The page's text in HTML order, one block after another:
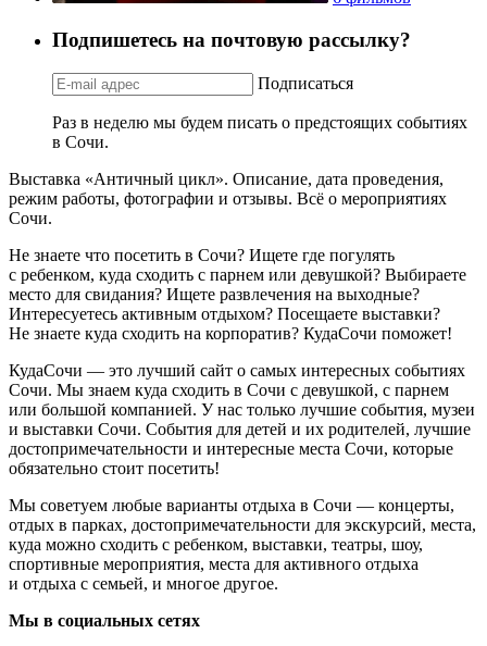
Подпишетесь на почтовую рассылку?
Подписаться
Раз в неделю мы будем писать о предстоящих событиях
в Сочи.
Выставка «Античный цикл». Описание, дата проведения,
режим работы, фотографии и отзывы. Всё о мероприятиях
Сочи.
Не знаете что посетить в Сочи? Ищете где погулять
с ребенком, куда сходить с парнем или девушкой? Выбираете
место для свидания? Ищете развлечения на выходные?
Интересуетесь активным отдыхом? Посещаете выставки?
Не знаете куда сходить на корпоратив? КудаСочи поможет!
КудаСочи — это лучший сайт о самых интересных событиях
Сочи. Мы знаем куда сходить в Сочи с девушкой, с парнем
или большой компанией. У нас только лучшие события, музеи
и выставки Сочи. События для детей и их родителей, лучшие
достопримечательности и интересные места Сочи, которые
обязательно стоит посетить!
Мы советуем любые варианты отдыха в Сочи — концерты,
отдых в парках, достопримечательности для экскурсий, места,
куда можно сходить с ребенком, выставки, театры, шоу,
спортивные мероприятия, места для активного отдыха
и отдыха с семьей, и многое другое.
Мы в социальных сетях